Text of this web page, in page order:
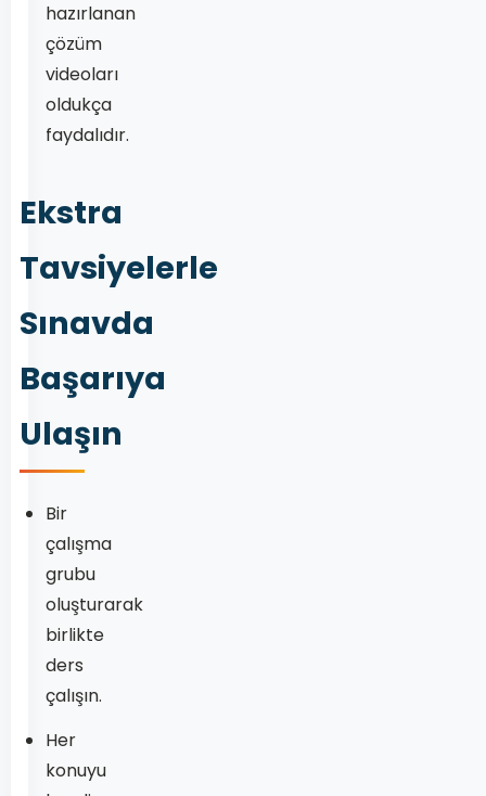
hazırlanan
çözüm
videoları
oldukça
faydalıdır.
Ekstra
Tavsiyelerle
Sınavda
Başarıya
Ulaşın
Bir
çalışma
grubu
oluşturarak
birlikte
ders
çalışın.
Her
konuyu